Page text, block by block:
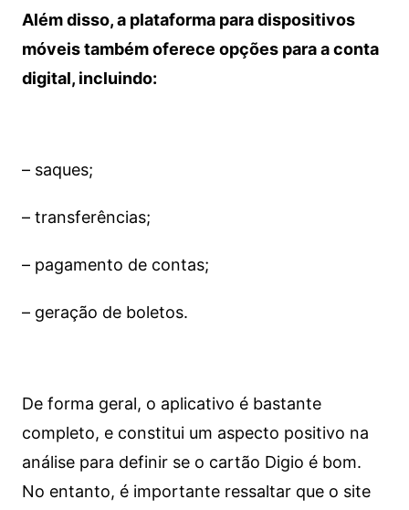
Além disso, a plataforma para dispositivos
móveis também oferece opções para a conta
digital, incluindo:
– saques;
– transferências;
– pagamento de contas;
– geração de boletos.
De forma geral, o aplicativo é bastante
completo, e constitui um aspecto positivo na
análise para definir se o cartão Digio é bom.
No entanto, é importante ressaltar que o site